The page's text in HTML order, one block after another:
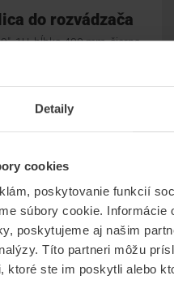
Detaily
cookies
poskytovanie funkcií
súbory cookie. Informácie
poskytujeme aj našim
Títo partneri môžu
ktoré ste im poskytli alebo
do rozvádzača
1U, hĺbka 400 mm, čierna,
400B